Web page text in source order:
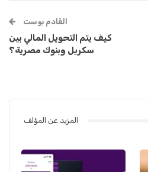
القادم بوست
كيف يتم التحويل المالي بين
سكريل وبنوك مصرية؟
المزيد عن المؤلف